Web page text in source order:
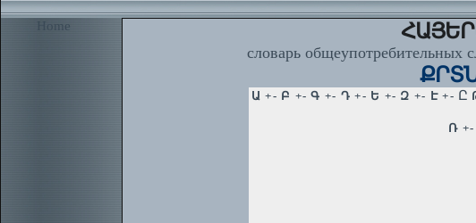
Home
словарь общеупотребительных